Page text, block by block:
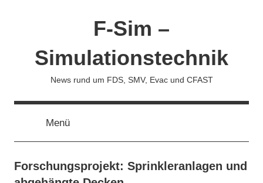
F-Sim –
Simulationstechnik
News rund um FDS, SMV, Evac und CFAST
Menü
Forschungsprojekt: Sprinkleranlagen und